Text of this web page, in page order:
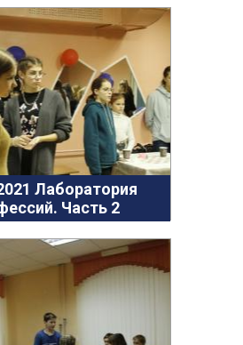
Лаборатория
Часть 2